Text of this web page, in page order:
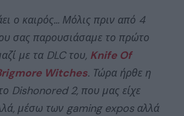
ο καιρός… Μόλις πριν από 4
σας παρουσιάσαμε το πρώτο
με τα DLC του, Knife Of
Witches. Τώρα ήρθε η
Dishonored 2, που μας είχε
μέσω των gaming expos αλλά